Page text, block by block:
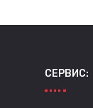
СЕРВИС: